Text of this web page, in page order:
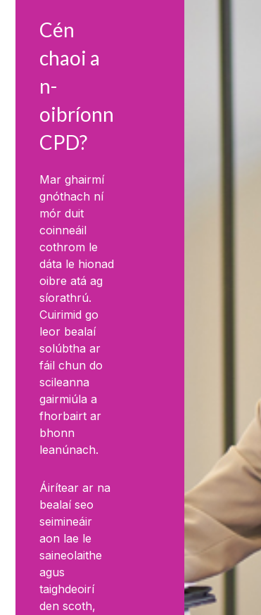
Cén
chaoi a
n-
oibríonn
CPD?
Mar ghairmí
gnóthach ní
mór duit
coinneáil
cothrom le
dáta le hionad
oibre atá ag
síorathrú.
Cuirimid go
leor bealaí
solúbtha ar
fáil chun do
scileanna
gairmiúla a
fhorbairt ar
bhonn
leanúnach.
Áirítear ar na
bealaí seo
seimineáir
aon lae le
saineolaithe
agus
taighdeoirí
den scoth,